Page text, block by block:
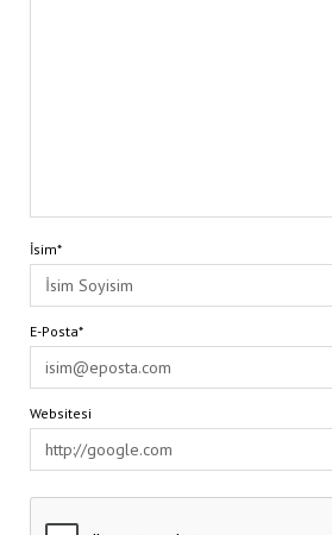
İsim*
E-Posta*
Websitesi